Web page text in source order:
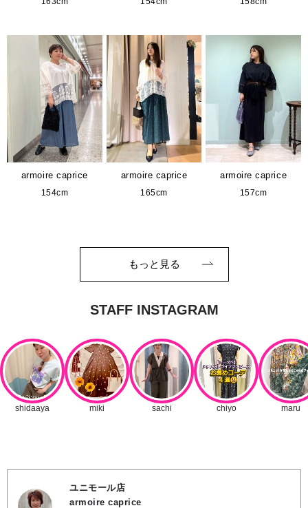
armoire caprice
154cm
armoire caprice
165cm
armoire caprice
157cm
もっと見る
ユニモール店
armoire caprice